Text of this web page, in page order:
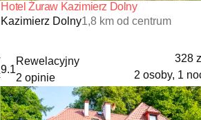
Hotel Żuraw Kazimierz Dolny
Kazimierz Dolny1,8 km od centrum
9.1
Rewelacyjny
2 opinie
328
2 osoby, 1